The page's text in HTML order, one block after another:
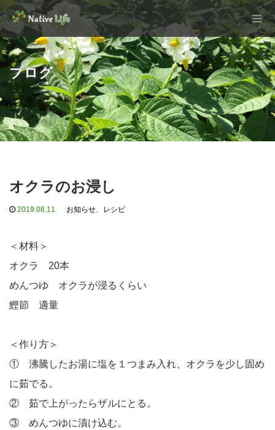
ブログ
オクラのお浸し
2019.08.11 お知らせ、 レシピ
＜材料＞
オクラ 20本
めんつゆ オクラが浸るくらい
鰹節 適量
＜作り方＞
① 沸騰したお湯に塩を１つまみ入れ、オクラを少し固め
に茹でる。
② 茹で上がったらザルにとる。
③ めんつゆに漬け込む。